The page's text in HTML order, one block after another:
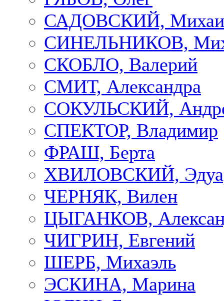
САДОВСКИЙ,
СИНЕЛЬНИКОВ,
СКОБЛО, Валерий
СМИТ, Александра
СОКУЛЬСКИЙ,
СПЕКТОР, Владимир
ФРАШ, Берта
ХВИЛОВСКИЙ,
ЧЕРНЯК, Вилен
ЦЫГАНКОВ,
ЧИГРИН, Евгений
ШЕРБ, Михаэль
ЭСКИНА, Марина